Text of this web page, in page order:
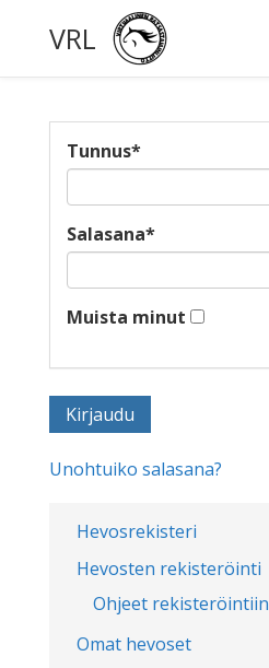
VRL
Hevosrekisteri
Hevosten rekisteröinti
Ohjeet rekisteröintiin
Omat hevoset
Tunnus*
Salasana*
Muista minut
Unohtuiko salasana?